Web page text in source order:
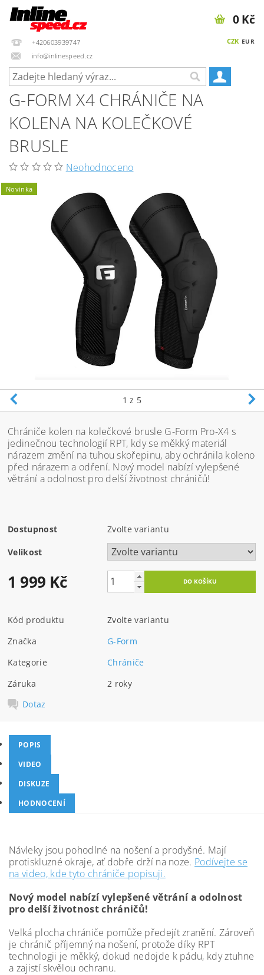
+420603939747
info@inlinespeed.cz
CZK EUR
0 Kč
G-FORM X4 CHRÁNIČE NA
KOLENA NA KOLEČKOVÉ
BRUSLE
Neohodnoceno
Novinka
1 z 5
Chrániče kolen na kolečkové brusle G-Form Pro-X4 s
jedinečnou technologií RPT, kdy se měkký materiál
nárazem změní na tuhou skořepinu, aby ochránila koleno
před nárazem a odření. Nový model nabízí vylepšené
větrání a odolnost pro delší životnost chráničů!
Dostupnost Zvolte variantu
Velikost
1 999 Kč
Kód produktu
Zvolte variantu
Značka
G-Form
Kategorie
Chrániče
Záruka
2 roky
Dotaz
POPIS
VIDEO
DISKUZE
HODNOCENÍ
Návleky jsou pohodlné na nošení a prodyšné. Mají
protiskluzné okraje, ať dobře drží na noze. Podívejte se
na video, kde tyto chrániče popisuji.
Nový model nabízí vylepšené větrání a odolnost
pro delší životnost chráničů!
Velká plocha chrániče pomůže předejít zranění. Zároveň
je chránič příjemný na nošení, protože díky RPT
technologii je měkký, dokud nedojde k pádu, kdy ztuhne
a zajistí skvělou ochranu.